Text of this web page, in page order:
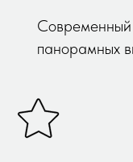
Современный
панорамных